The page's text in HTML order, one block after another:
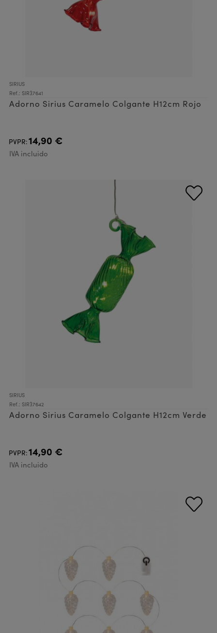
SIRIUS
Ref.: SIR37641
Adorno Sirius Caramelo Colgante H12cm Rojo
PVPR:14,90 €
IVA incluido
SIRIUS
Ref.: SIR37642
Adorno Sirius Caramelo Colgante H12cm Verde
PVPR:14,90 €
IVA incluido